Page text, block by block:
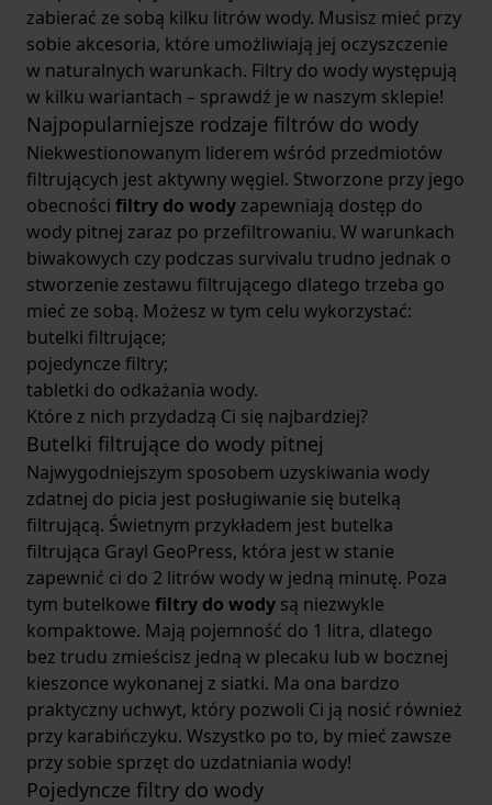
zabierać ze sobą kilku litrów wody. Musisz mieć przy
sobie akcesoria, które umożliwiają jej oczyszczenie
w naturalnych warunkach. Filtry do wody występują
w kilku wariantach – sprawdź je w naszym sklepie!
Najpopularniejsze rodzaje filtrów do wody
Niekwestionowanym liderem wśród przedmiotów
filtrujących jest aktywny węgiel. Stworzone przy jego
obecności filtry do wodyzapewniają dostęp do
wody pitnej zaraz po przefiltrowaniu. W warunkach
biwakowych czy podczas survivalu trudno jednak o
stworzenie zestawu filtrującego dlatego trzeba go
mieć ze sobą. Możesz w tym celu wykorzystać:
butelki filtrujące;
pojedyncze filtry;
tabletki do odkażania wody.
Które z nich przydadzą Ci się najbardziej?
Butelki filtrujące do wody pitnej
Najwygodniejszym sposobem uzyskiwania wody
zdatnej do picia jest posługiwanie się butelką
filtrującą. Świetnym przykładem jest butelka
filtrująca Grayl GeoPress, która jest w stanie
zapewnić ci do 2 litrów wody w jedną minutę. Poza
tym butelkowe filtry do wody są niezwykle
kompaktowe. Mają pojemność do 1 litra, dlatego
bez trudu zmieścisz jedną w plecaku lub w bocznej
kieszonce wykonanej z siatki. Ma ona bardzo
praktyczny uchwyt, który pozwoli Ci ją nosić również
przy karabińczyku. Wszystko po to, by mieć zawsze
przy sobie sprzęt do uzdatniania wody!
Pojedyncze filtry do wody